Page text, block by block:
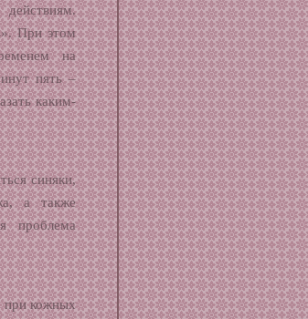
При этом
на
пять –
каким-
синяки,
а также
проблема
при кожных